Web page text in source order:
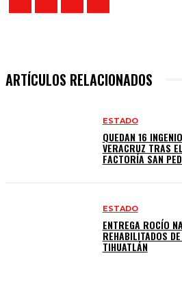
ARTÍCULOS RELACIONADOS
ESTADO
QUEDAN 16
VERACRUZ TRAS
FACTORÍA SAN
ESTADO
ENTREGA ROCÍO
REHABILITADOS
TIHUATLÁN